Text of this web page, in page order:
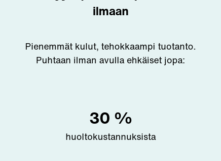
ilmaan
Pienemmät kulut, tehokkaampi tuotanto.
Puhtaan ilman avulla ehkäiset jopa:
30 %
huoltokustannuksista